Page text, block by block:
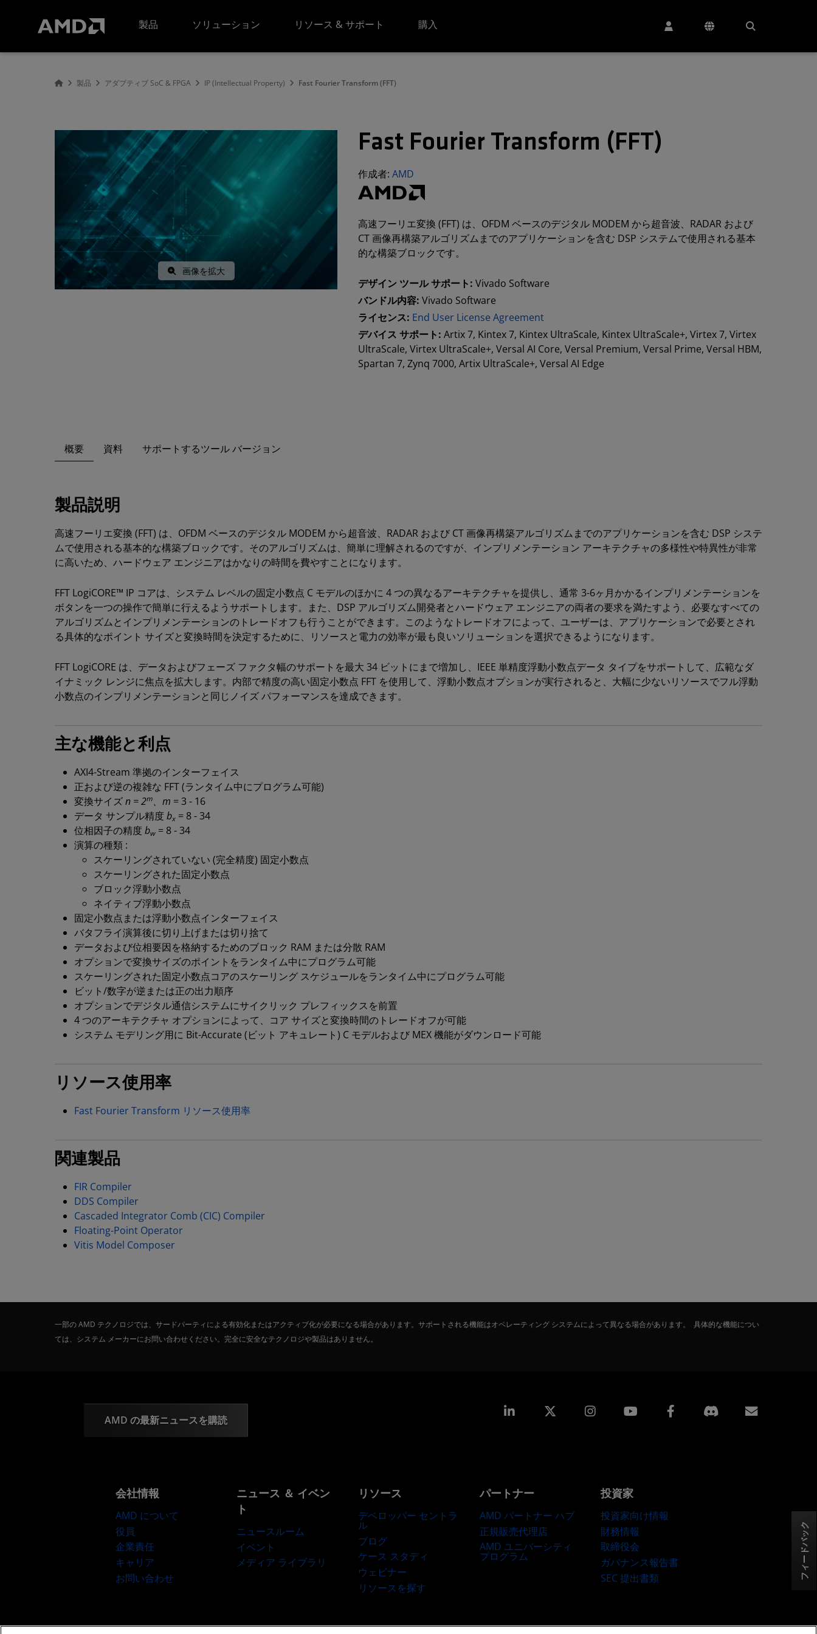
製品
ソリューション リソース & サポート 購入
製品 アダプティブ SoC & FPGA IP (Intellectual Property) Fast Fourier Transform (FFT)
画像を拡大
Fast Fourier Transform (FFT)
作成者:AMD
高速フーリエ変換 (FFT) は、OFDM ベースのデジタル MODEM から超音波、RADAR および
CT 画像再構築アルゴリズムまでのアプリケーションを含む DSP システムで使用される基本
的な構築ブロックです。
デザイン ツール サポート:Vivado Software
バンドル内容:Vivado Software
ライセンス: End User License Agreement
デバイス サポート:Artix 7, Kintex 7, Kintex UltraScale, Kintex UltraScale+, Virtex 7, Virtex
UltraScale, Virtex UltraScale+, Versal AI Core, Versal Premium, Versal Prime, Versal HBM,
Spartan 7, Zynq 7000, Artix UltraScale+, Versal AI Edge
概要 資料 サポートするツール バージョン
製品説明
高速フーリエ変換 (FFT) は、OFDM ベースのデジタル MODEM から超音波、RADAR および CT 画像再構築アルゴリズムまでのアプリケーションを含む DSP システ
ムで使用される基本的な構築ブロックです。そのアルゴリズムは、簡単に理解されるのですが、インプリメンテーション アーキテクチャの多様性や特異性が非常
に高いため、ハードウェア エンジニアはかなりの時間を費やすことになります。
FFT LogiCORE™ IP コアは、システム レベルの固定小数点 C モデルのほかに 4 つの異なるアーキテクチャを提供し、通常 3-6ヶ月かかるインプリメンテーションを
ボタンを一つの操作で簡単に行えるようサポートします。また、DSP アルゴリズム開発者とハードウェア エンジニアの両者の要求を満たすよう、必要なすべての
アルゴリズムとインプリメンテーションのトレードオフも行うことができます。このようなトレードオフによって、ユーザーは、アプリケーションで必要とされ
る具体的なポイント サイズと変換時間を決定するために、リソースと電力の効率が最も良いソリューションを選択できるようになります。
FFT LogiCORE は、データおよびフェーズ ファクタ幅のサポートを最大 34 ビットにまで増加し、IEEE 単精度浮動小数点データ タイプをサポートして、広範なダ
イナミック レンジに焦点を拡大します。内部で精度の高い固定小数点 FFT を使用して、浮動小数点オプションが実行されると、大幅に少ないリソースでフル浮動
小数点のインプリメンテーションと同じノイズ パフォーマンスを達成できます。
主な機能と利点
AXI4-Stream 準拠のインターフェイス
正および逆の複雑な FFT (ランタイム中にプログラム可能)
変換サイズn = 2m、m = 3 - 16
データ サンプル精度bx = 8 - 34
位相因子の精度bw = 8 - 34
演算の種類 :
スケーリングされていない (完全精度) 固定小数点
スケーリングされた固定小数点
ブロック浮動小数点
ネイティブ浮動小数点
固定小数点または浮動小数点インターフェイス
バタフライ演算後に切り上げまたは切り捨て
データおよび位相要因を格納するためのブロック RAM または分散 RAM
オプションで変換サイズのポイントをランタイム中にプログラム可能
スケーリングされた固定小数点コアのスケーリング スケジュールをランタイム中にプログラム可能
ビット/数字が逆または正の出力順序
オプションでデジタル通信システムにサイクリック プレフィックスを前置
4 つのアーキテクチャ オプションによって、コア サイズと変換時間のトレードオフが可能
システム モデリング用に Bit-Accurate (ビット アキュレート) C モデルおよび MEX 機能がダウンロード可能
リソース使用率
Fast Fourier Transform リソース使用率
関連製品
FIR Compiler
DDS Compiler
Cascaded Integrator Comb (CIC) Compiler
Floating-Point Operator
Vitis Model Composer
一部の AMD テクノロジでは、サードパーティによる有効化またはアクティブ化が必要になる場合があります。サポートされる機能はオペレーティング システムによって異なる場合があります。 具体的な機能につい
ては、システム メーカーにお問い合わせください。完全に安全なテクノロジや製品はありません。
AMD の最新ニュースを購読
Linkedin Instagram Facebook
会社情報
AMD について
役員
企業責任
キャリア
お問い合わせ
ニュース ＆ イベン
ト
ニュースルーム
イベント
メディア ライブラリ
リソース
デベロッパー セントラ
ル
ブログ
ケース スタディ
ウェビナー
リソースを探す
パートナー
AMD パートナー ハブ
正規販売代理店
AMD ユニバーシティ
プログラム
投資家
投資家向け情報
財務情報
取締役会
ガバナンス報告書
SEC 提出書類
フィードバック